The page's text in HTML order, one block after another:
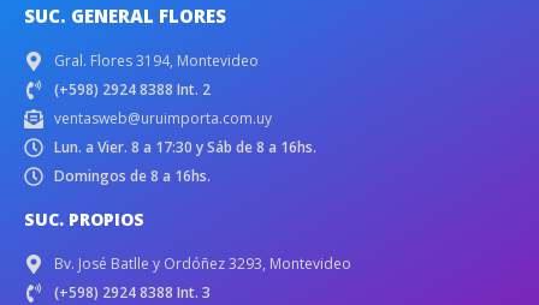
SUC. GENERAL FLORES
Gral. Flores 3194, Montevideo
(+598) 2924 8388 Int. 2
ventasweb@uruimporta.com.uy
Lun. a Vier. 8 a 17:30 y Sáb de 8 a 16hs.
Domingos de 8 a 16hs.
SUC. PROPIOS
Bv. José Batlle y Ordóñez 3293, Montevideo
(+598) 2924 8388 Int. 3